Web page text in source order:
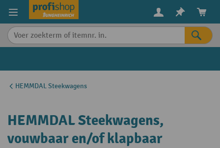
content
HEMMDAL Steekwagens
HEMMDAL Steekwagens,
vouwbaar en/of klapbaar